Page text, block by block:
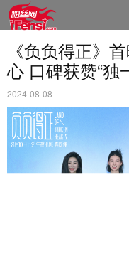
《负负得正》
心 口碑获赞“独
2024-08-08